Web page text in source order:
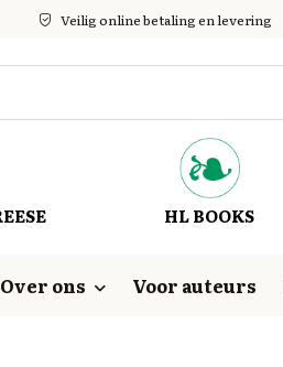
Veilig online betaling en levering
HL BOOKS
Over ons Voor auteurs